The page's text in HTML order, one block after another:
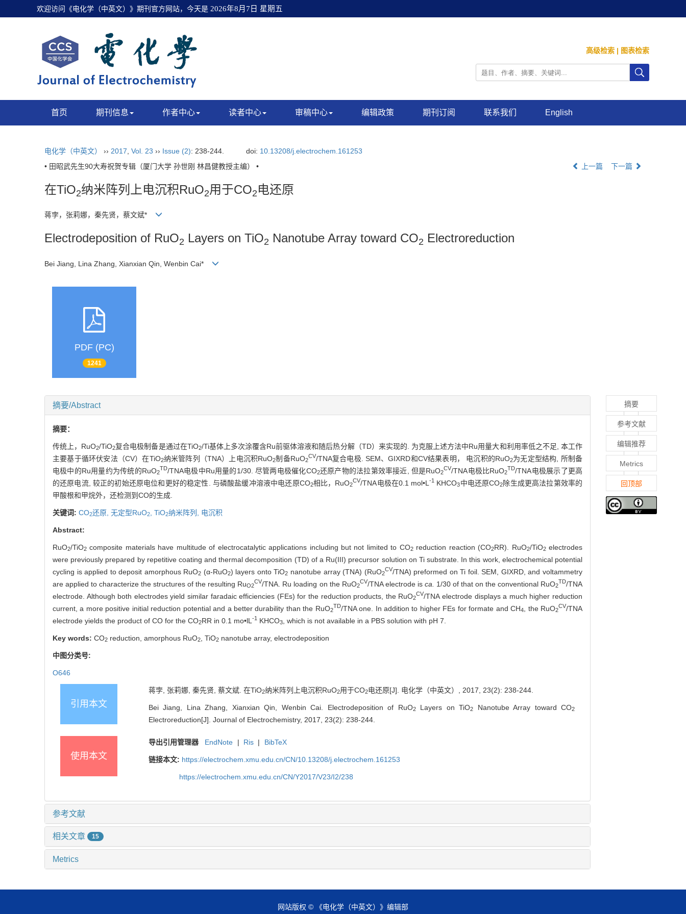
欢迎访问《电化学（中英文）》期刊官方网站，今天是 2026年8月7日 星期五
高级检索 | 图表检索
首页 期刊信息 作者中心 读者中心 审稿中心 编辑政策 期刊订阅 联系我们 English
电化学（中英文） ›› 2017 Vol. 23 ›› Issue (2): 238-244. doi: 10.13208/j.electrochem.161253
• 田昭武先生90大寿祝贺专辑（厦门大学 孙世刚 林昌健教授主编） •
上一篇 下一篇
在TiO2纳米阵列上电沉积RuO2用于CO2 电还原
蒋孛，张莉娜，秦先贤，蔡文斌*
Electrodeposition of RuO2 Layers on TiO2 Nanotube Array toward CO2 Electroreduction
Bei Jiang, Lina Zhang, Xianxian Qin, Wenbin Cai*
PDF (PC)
1241
摘要/Abstract
摘要：
传统上，RuO2/TiO2复合电极制备是通过在TiO2/Ti基体上多次涂覆含Ru前驱体溶液和随后热分解（TD）来实现的. 为克服上述方法中Ru用量大和利用率低之不足, 本工作
主要基于循环伏安法（CV）在TiO2纳米管阵列（TNA）上电沉积RuO2制备RuO2
CV/TNA复合电极. SEM、GIXRD和CV结果表明， 电沉积的RuO2为无定型结构, 所制备
电极中的Ru用量约为传统的RuO2
TD/TNA电极中Ru用量的1/30. 尽管两电极催化CO2还原产物的法拉第效率接近, 但是RuO2
CV/TNA电极比RuO2
TD/TNA电极展示了更高
的还原电流, 较正的初始还原电位和更好的稳定性. 与磷酸盐缓冲溶液中电还原CO2相比，RuO2
CV/TNA电极在0.1 mol•L-1 KHCO3中电还原CO2除生成更高法拉第效率的
甲酸根和甲烷外，还检测到CO的生成.
关键词: CO2还原, 无定型RuO2 TiO2纳米阵列, 电沉积
Abstract:
RuO2/TiO2 composite materials have multitude of electrocatalytic applications including but not limited to CO2reduction reaction (CO2RR). RuO2/TiO2electrodes
were previously prepared by repetitive coating and thermal decomposition (TD) of a Ru(III) precursor solution on Ti substrate. In this work, electrochemical potential
cycling is applied to deposit amorphous RuO2 (α-RuO2) layers onto TiO2 nanotube array (TNA) (RuO2
CV/TNA) preformed on Ti foil. SEM, GIXRD, and voltammetry
are applied to characterize the structures of the resulting RuO2
CV/TNA. Ru loading on the RuO2
CV/TNA electrode is ca. 1/30 of that on the conventional RuO2
TD/TNA
electrode. Although both electrodes yield similar faradaic efficiencies (FEs) for the reduction products, the RuO2
CV/TNA electrode displays a much higher reduction
current, a more positive initial reduction potential and a better durability than the RuO2
TD/TNA one. In addition to higher FEs for formate and CH4 , the RuO2
CV/TNA
electrode yields the product of CO for the CO2RR in 0.1 mo•lL -1 KHCO3 , which is not available in a PBS solution with pH 7.
Key words: CO2 reduction, amorphous RuO2 , TiO2 nanotube array, electrodeposition
中图分类号:
O646
引用本文
蒋孛, 张莉娜, 秦先贤, 蔡文斌. 在TiO2纳米阵列上电沉积RuO2用于CO2电还原[J]. 电化学（中英文）, 2017, 23(2): 238-244.
Bei Jiang, Lina Zhang, Xianxian Qin, Wenbin Cai. Electrodeposition of RuO2Layers on TiO2 Nanotube Array toward CO2
Electroreduction[J]. Journal of Electrochemistry, 2017, 23(2): 238-244.
使用本文
导出引用管理器 EndNote | Ris | BibTeX
链接本文: https://electrochem.xmu.edu.cn/CN/10.13208/j.electrochem.161253
https://electrochem.xmu.edu.cn/CN/Y2017/V23/I2/238
参考文献
相关文章 15
Metrics
摘要
参考文献
编辑推荐
Metrics
回顶部
网站版权 © 《电化学（中英文）》编辑部